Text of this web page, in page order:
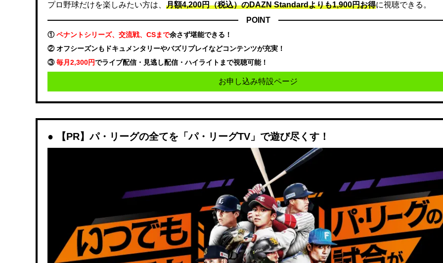
プロ野球だけを楽しみたい方は、 月額4,200円（税込）のDAZN Standard​よりも1,900円お得に視聴できる。
POINT
①ペナントシリーズ、交流戦、CSまで余さず堪能できる！
② オフシーズンもドキュメンタリーやバズリプレイなどコンテンツが充実！
③毎月2,300円でライブ配信・見逃し配信・ハイライトまで視聴可能！
お申し込み特設ページ
【PR】パ・リーグの全てを「パ・リーグTV」で遊び尽くす！